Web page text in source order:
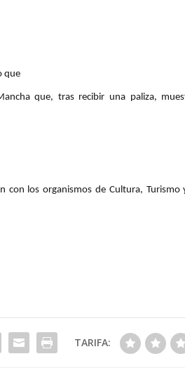
que
que, tras recibir una paliza,
con los organismos de Cultura, Turismo
TARIFA: